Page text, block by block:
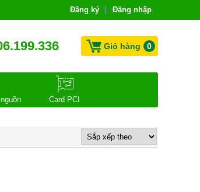
Đăng ký Đăng nhập
Giỏ hàng 0
Card PCI